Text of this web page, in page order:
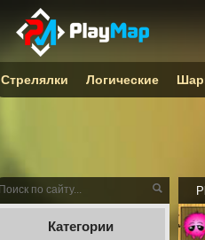
Категории
Стрелялки Логические